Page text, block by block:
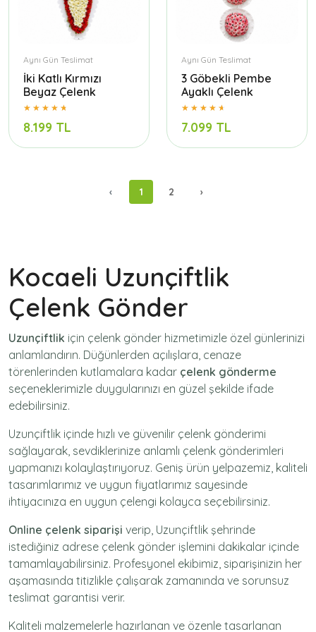
Aynı Gün Teslimat
İki Katlı Kırmızı
Beyaz Çelenk
8.199 TL
Aynı Gün Teslimat
3 Göbekli Pembe
Ayaklı Çelenk
7.099 TL
‹ 1 2 ›
Kocaeli Uzunçiftlik
Çelenk Gönder
Uzunçiftlik için çelenk gönder hizmetimizle özel günlerinizi
anlamlandırın. Düğünlerden açılışlara, cenaze
törenlerinden kutlamalara kadar çelenk gönderme
seçeneklerimizle duygularınızı en güzel şekilde ifade
edebilirsiniz.
Uzunçiftlik içinde hızlı ve güvenilir çelenk gönderimi
sağlayarak, sevdiklerinize anlamlı çelenk gönderimleri
yapmanızı kolaylaştırıyoruz. Geniş ürün yelpazemiz, kaliteli
tasarımlarımız ve uygun fiyatlarımız sayesinde
ihtiyacınıza en uygun çelengi kolayca seçebilirsiniz.
Online çelenk siparişi verip, Uzunçiftlik şehrinde
istediğiniz adrese çelenk gönder işlemini dakikalar içinde
tamamlayabilirsiniz. Profesyonel ekibimiz, siparişinizin her
aşamasında titizlikle çalışarak zamanında ve sorunsuz
teslimat garantisi verir.
Kaliteli malzemelerle hazırlanan ve özenle tasarlanan